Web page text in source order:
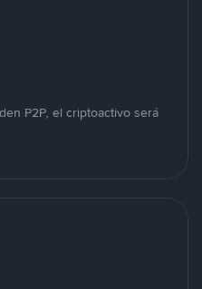
P2P, el criptoactivo será